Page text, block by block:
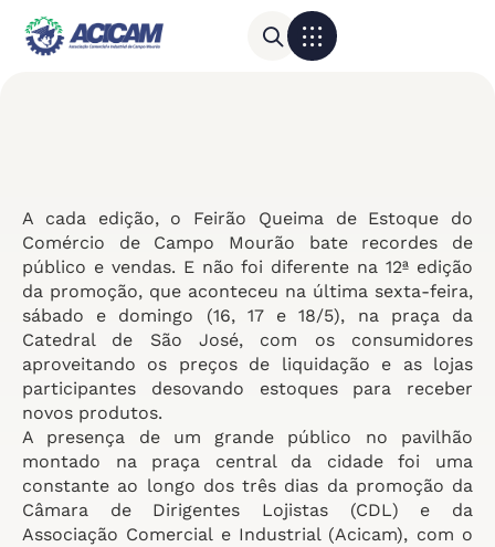
A cada edição, o Feirão Queima de Estoque do
Comércio de Campo Mourão bate recordes de
público e vendas. E não foi diferente na 12ª edição
da promoção, que aconteceu na última sexta-feira,
sábado e domingo (16, 17 e 18/5), na praça da
Catedral de São José, com os consumidores
aproveitando os preços de liquidação e as lojas
participantes desovando estoques para receber
novos produtos.
A presença de um grande público no pavilhão
montado na praça central da cidade foi uma
constante ao longo dos três dias da promoção da
Câmara de Dirigentes Lojistas (CDL) e da
Associação Comercial e Industrial (Acicam), com o